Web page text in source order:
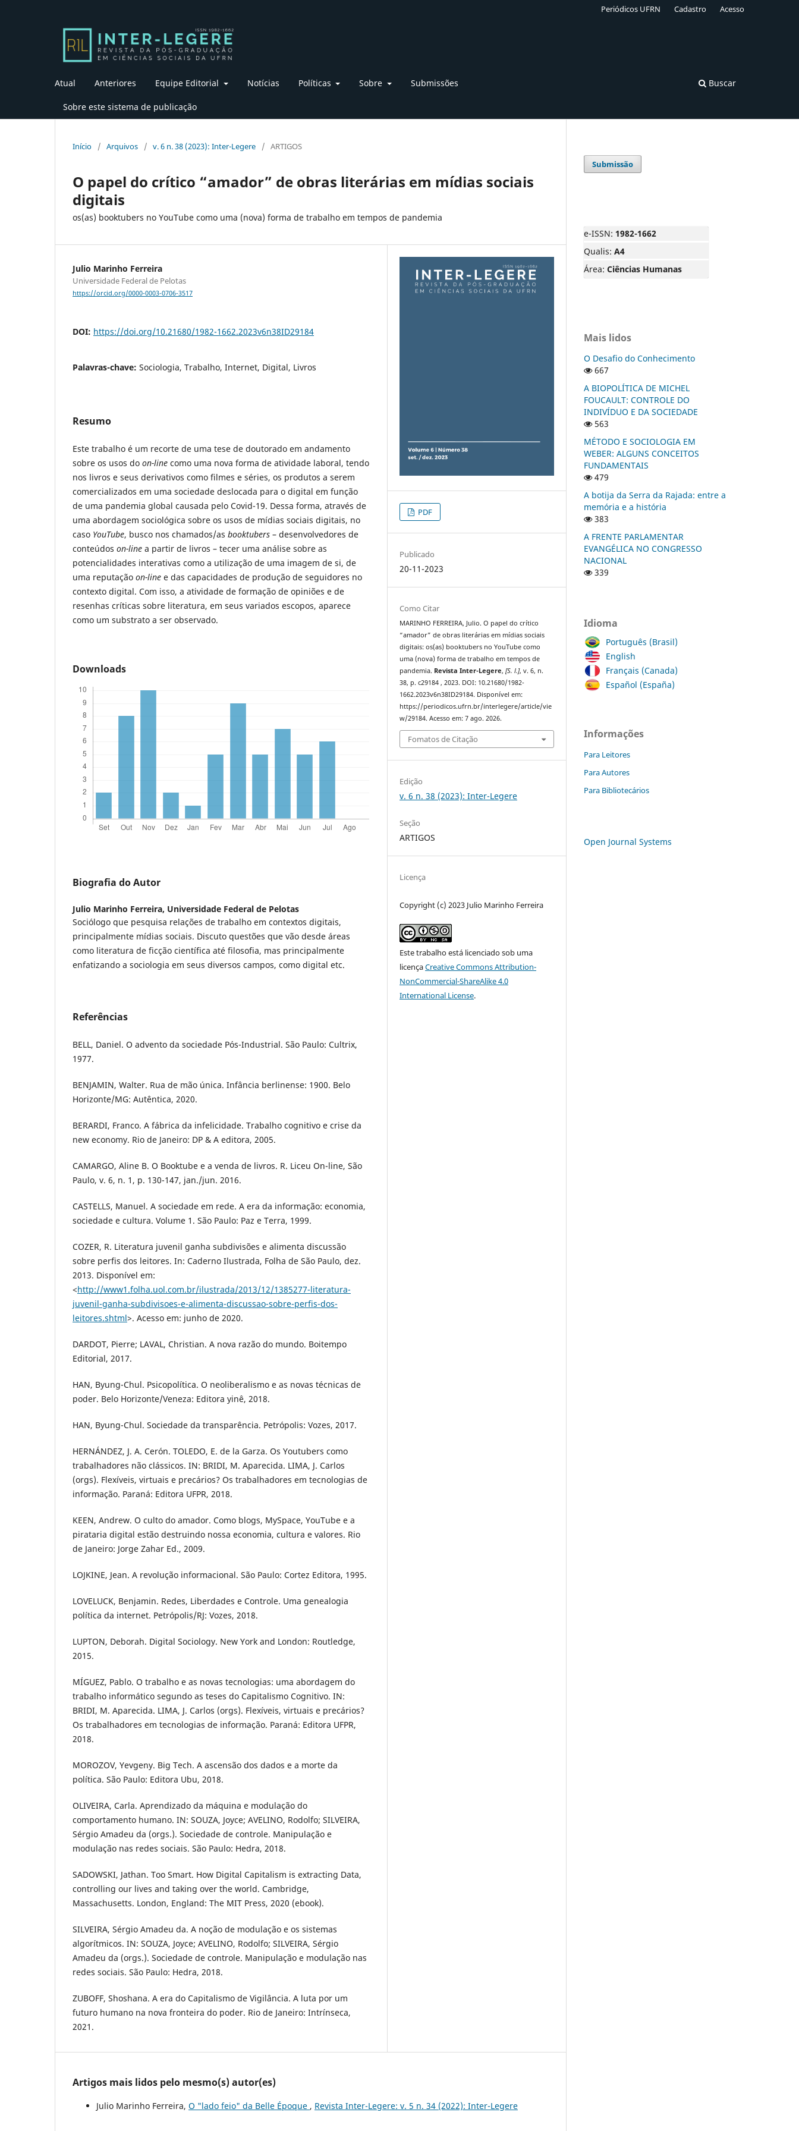
Atual Anteriores Equipe Editorial Notícias Políticas Sobre Submissões
Sobre este sistema de publicação
Buscar
Periódicos UFRN Cadastro Acesso
Início / Arquivos / v. 6 n. 38 (2023): Inter-Legere / ARTIGOS
O papel do crítico “amador” de obras literárias em mídias sociais
digitais
os(as) booktubers no YouTube como uma (nova) forma de trabalho em tempos de pandemia
Julio Marinho Ferreira
Universidade Federal de Pelotas
https://orcid.org/0000-0003-0706-3517
DOI: https://doi.org/10.21680/1982-1662.2023v6n38ID29184
Palavras-chave: Sociologia, Trabalho, Internet, Digital, Livros
Resumo
Este trabalho é um recorte de uma tese de doutorado em andamento
sobre os usos do on-line como uma nova forma de atividade laboral, tendo
nos livros e seus derivativos como filmes e séries, os produtos a serem
comercializados em uma sociedade deslocada para o digital em função
de uma pandemia global causada pelo Covid-19. Dessa forma, através de
uma abordagem sociológica sobre os usos de mídias sociais digitais, no
caso YouTube, busco nos chamados/as booktubers – desenvolvedores de
conteúdos on-line a partir de livros – tecer uma análise sobre as
potencialidades interativas como a utilização de uma imagem de si, de
uma reputação on-line e das capacidades de produção de seguidores no
contexto digital. Com isso, a atividade de formação de opiniões e de
resenhas críticas sobre literatura, em seus variados escopos, aparece
como um substrato a ser observado.
Downloads
Biografia do Autor
Julio Marinho Ferreira, Universidade Federal de Pelotas
Sociólogo que pesquisa relações de trabalho em contextos digitais,
principalmente mídias sociais. Discuto questões que vão desde áreas
como literatura de ficção científica até filosofia, mas principalmente
enfatizando a sociologia em seus diversos campos, como digital etc.
Referências
BELL, Daniel. O advento da sociedade Pós-Industrial. São Paulo: Cultrix,
1977.
BENJAMIN, Walter. Rua de mão única. Infância berlinense: 1900. Belo
Horizonte/MG: Autêntica, 2020.
BERARDI, Franco. A fábrica da infelicidade. Trabalho cognitivo e crise da
new economy. Rio de Janeiro: DP & A editora, 2005.
CAMARGO, Aline B. O Booktube e a venda de livros. R. Liceu On-line, São
Paulo, v. 6, n. 1, p. 130-147, jan./jun. 2016.
CASTELLS, Manuel. A sociedade em rede. A era da informação: economia,
sociedade e cultura. Volume 1. São Paulo: Paz e Terra, 1999.
COZER, R. Literatura juvenil ganha subdivisões e alimenta discussão
sobre perfis dos leitores. In: Caderno Ilustrada, Folha de São Paulo, dez.
2013. Disponível em:
<http://www1.folha.uol.com.br/ilustrada/2013/12/1385277-literatura-
juvenil-ganha-subdivisoes-e-alimenta-discussao-sobre-perfis-dos-
leitores.shtml>. Acesso em: junho de 2020.
DARDOT, Pierre; LAVAL, Christian. A nova razão do mundo. Boitempo
Editorial, 2017.
HAN, Byung-Chul. Psicopolítica. O neoliberalismo e as novas técnicas de
poder. Belo Horizonte/Veneza: Editora yinê, 2018.
HAN, Byung-Chul. Sociedade da transparência. Petrópolis: Vozes, 2017.
HERNÁNDEZ, J. A. Cerón. TOLEDO, E. de la Garza. Os Youtubers como
trabalhadores não clássicos. IN: BRIDI, M. Aparecida. LIMA, J. Carlos
(orgs). Flexíveis, virtuais e precários? Os trabalhadores em tecnologias de
informação. Paraná: Editora UFPR, 2018.
KEEN, Andrew. O culto do amador. Como blogs, MySpace, YouTube e a
pirataria digital estão destruindo nossa economia, cultura e valores. Rio
de Janeiro: Jorge Zahar Ed., 2009.
LOJKINE, Jean. A revolução informacional. São Paulo: Cortez Editora, 1995.
LOVELUCK, Benjamin. Redes, Liberdades e Controle. Uma genealogia
política da internet. Petrópolis/RJ: Vozes, 2018.
LUPTON, Deborah. Digital Sociology. New York and London: Routledge,
2015.
MÍGUEZ, Pablo. O trabalho e as novas tecnologias: uma abordagem do
trabalho informático segundo as teses do Capitalismo Cognitivo. IN:
BRIDI, M. Aparecida. LIMA, J. Carlos (orgs). Flexíveis, virtuais e precários?
Os trabalhadores em tecnologias de informação. Paraná: Editora UFPR,
2018.
MOROZOV, Yevgeny. Big Tech. A ascensão dos dados e a morte da
política. São Paulo: Editora Ubu, 2018.
OLIVEIRA, Carla. Aprendizado da máquina e modulação do
comportamento humano. IN: SOUZA, Joyce; AVELINO, Rodolfo; SILVEIRA,
Sérgio Amadeu da (orgs.). Sociedade de controle. Manipulação e
modulação nas redes sociais. São Paulo: Hedra, 2018.
SADOWSKI, Jathan. Too Smart. How Digital Capitalism is extracting Data,
controlling our lives and taking over the world. Cambridge,
Massachusetts. London, England: The MIT Press, 2020 (ebook).
SILVEIRA, Sérgio Amadeu da. A noção de modulação e os sistemas
algorítmicos. IN: SOUZA, Joyce; AVELINO, Rodolfo; SILVEIRA, Sérgio
Amadeu da (orgs.). Sociedade de controle. Manipulação e modulação nas
redes sociais. São Paulo: Hedra, 2018.
ZUBOFF, Shoshana. A era do Capitalismo de Vigilância. A luta por um
futuro humano na nova fronteira do poder. Rio de Janeiro: Intrínseca,
2021.
PDF
Publicado
20-11-2023
Como Citar
MARINHO FERREIRA, Julio. O papel do crítico
“amador” de obras literárias em mídias sociais
digitais: os(as) booktubers no YouTube como
uma (nova) forma de trabalho em tempos de
pandemia. Revista Inter-Legere,[S. l.], v. 6, n.
38, p. c29184 , 2023. DOI: 10.21680/1982-
1662.2023v6n38ID29184. Disponível em:
https://periodicos.ufrn.br/interlegere/article/vie
w/29184. Acesso em: 7 ago. 2026.
Fomatos de Citação
Edição
v. 6 n. 38 (2023): Inter-Legere
Seção
ARTIGOS
Licença
Copyright (c) 2023 Julio Marinho Ferreira
Este trabalho está licenciado sob uma
licençaCreative Commons Attribution-
NonCommercial-ShareAlike 4.0
International License.
Artigos mais lidos pelo mesmo(s) autor(es)
Julio Marinho Ferreira, O "lado feio" da Belle Époque , Revista Inter-Legere: v. 5 n. 34 (2022): Inter-Legere
Submissão
e-ISSN: 1982-1662
Qualis: A4
Área: Ciências Humanas
Mais lidos
O Desafio do Conhecimento
667
A BIOPOLÍTICA DE MICHEL
FOUCAULT: CONTROLE DO
INDIVÍDUO E DA SOCIEDADE
563
MÉTODO E SOCIOLOGIA EM
WEBER: ALGUNS CONCEITOS
FUNDAMENTAIS
479
A botija da Serra da Rajada: entre a
memória e a história
383
A FRENTE PARLAMENTAR
EVANGÉLICA NO CONGRESSO
NACIONAL
339
Idioma
Português (Brasil)
English
Français (Canada)
Español (España)
Informações
Para Leitores
Para Autores
Para Bibliotecários
Open Journal Systems